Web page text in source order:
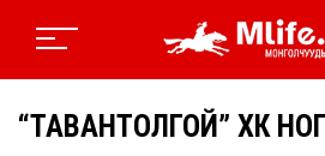
“ТАВАНТОЛГОЙ” ХК